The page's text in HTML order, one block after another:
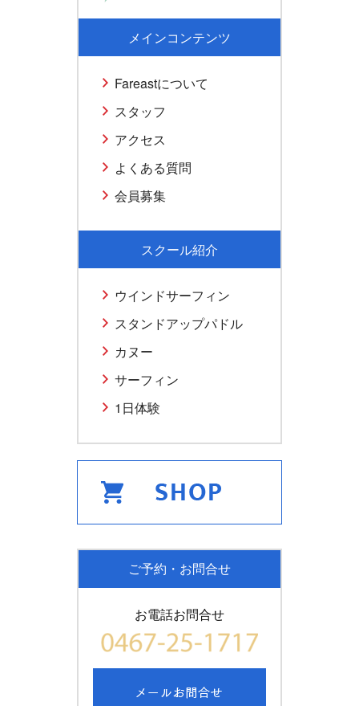
メインコンテンツ
Fareastについて
スタッフ
アクセス
よくある質問
会員募集
スクール紹介
ウインドサーフィン
スタンドアップパドル
カヌー
サーフィン
1日体験
ご予約・お問合せ
お電話お問合せ